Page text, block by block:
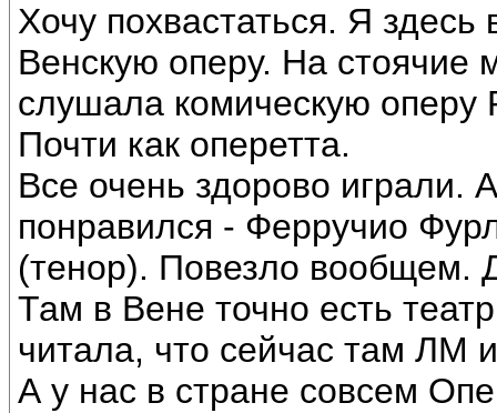
Хочу похвастаться. Я
Венскую оперу. На стоячие
слушала комическую
Почти как оперетта.
Все очень здорово играли.
понравился - Ферручио
(тенор). Повезло вообщем.
Там в Вене точно есть
читала, что сейчас там ЛМ
А у нас в стране совсем